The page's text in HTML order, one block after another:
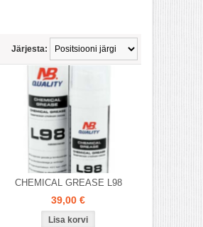
Järjesta:
CHEMICAL GREASE L98
39,00 €